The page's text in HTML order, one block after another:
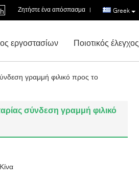
Greek
Ζητήστε ένα απόσπασμα |
εργοστασίων Ποιοτικός έλεγχος
γραμμή φιλικό προς το
σύνδεση γραμμή φιλικό
Κίνα